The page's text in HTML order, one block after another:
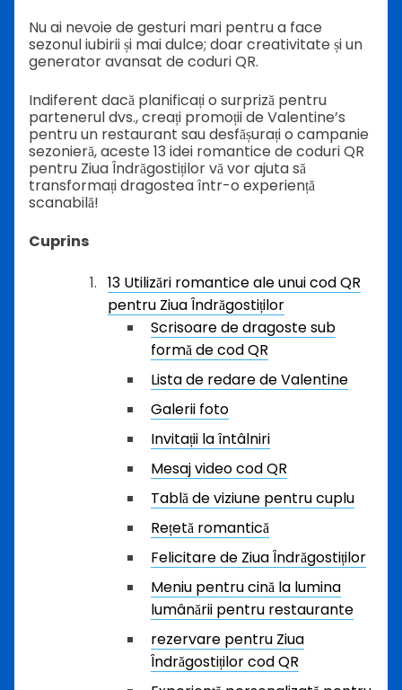
Nu ai nevoie de gesturi mari pentru a face
sezonul iubirii și mai dulce; doar creativitate și un
generator avansat de coduri QR.
Indiferent dacă planificați o surpriză pentru
partenerul dvs., creați promoții de Valentine’s
pentru un restaurant sau desfășurați o campanie
sezonieră, aceste 13 idei romantice de coduri QR
pentru Ziua Îndrăgostiților vă vor ajuta să
transformați dragostea într-o experiență
scanabilă!
Cuprins
13 Utilizări romantice ale unui cod QR
pentru Ziua Îndrăgostiților
Scrisoare de dragoste sub
formă de cod QR
Lista de redare de Valentine
Galerii foto
Invitații la întâlniri
Mesaj video cod QR
Tablă de viziune pentru cuplu
Rețetă romantică
Felicitare de Ziua Îndrăgostiților
Meniu pentru cină la lumina
lumânării pentru restaurante
rezervare pentru Ziua
Îndrăgostiților cod QR